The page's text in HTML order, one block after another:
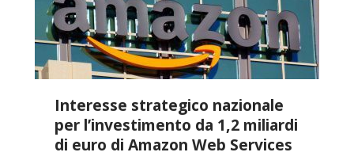
Interesse strategico nazionale
per l’investimento da 1,2 miliardi
di euro di Amazon Web Services